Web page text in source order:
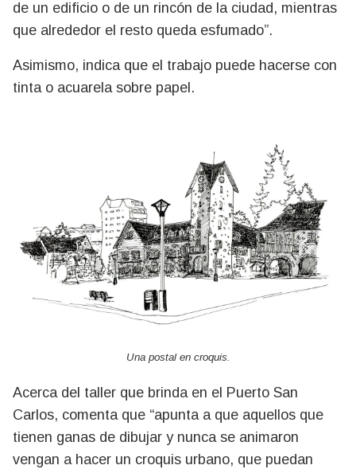
de un edificio o de un rincón de la ciudad, mientras
que alrededor el resto queda esfumado”.
Asimismo, indica que el trabajo puede hacerse con
tinta o acuarela sobre papel.
Una postal en croquis.
Acerca del taller que brinda en el Puerto San
Carlos, comenta que “apunta a que aquellos que
tienen ganas de dibujar y nunca se animaron
vengan a hacer un croquis urbano, que puedan